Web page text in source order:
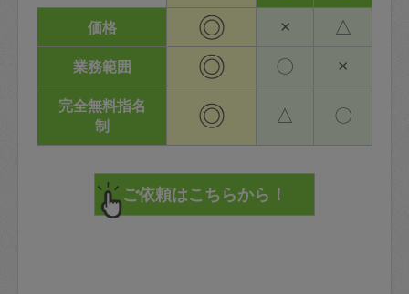
価格
◎ × △
業務範囲 ◎ 〇 ×
完全無料指名
制
◎ △ 〇